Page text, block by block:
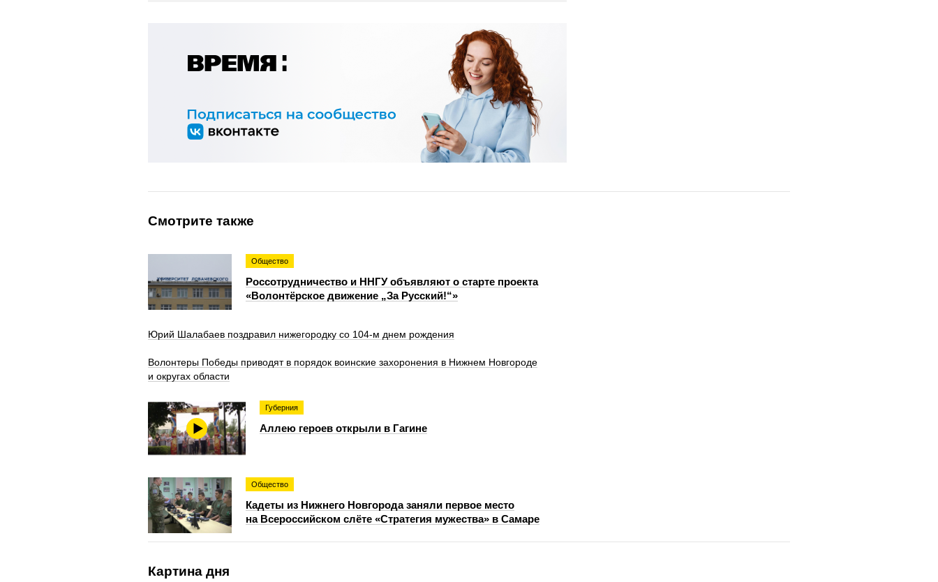
Смотрите также
Общество
Россотрудничество и ННГУ объявляют о старте проекта
«Волонтёрское движение „За Русский!“»
Юрий Шалабаев поздравил нижегородку со 104-м днем рождения
Волонтеры Победы приводят в порядок воинские захоронения в Нижнем Новгороде
и округах области
Губерния
Аллею героев открыли в Гагине
Общество
Кадеты из Нижнего Новгорода заняли первое место
на Всероссийском слёте «Стратегия мужества» в Самаре
Картина дня